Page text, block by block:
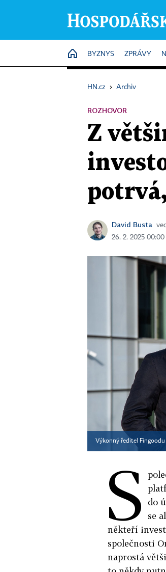
HOME
BYZNYS ZPRÁVY
HN.cz › Archiv
ROZHOVOR
Z
David Busta
26. 2. 2025
Výkonný ředitel
S
do
se
někteří
společnosti
naprostá